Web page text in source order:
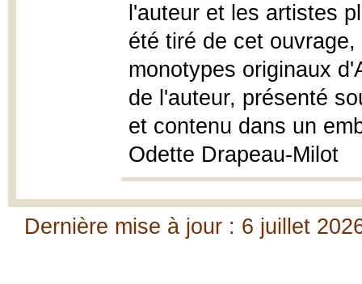
l'auteur et les artistes
été tiré de cet
monotypes originaux
de l'auteur, présenté
et contenu dans un
Odette Drapeau-Milot
Dernière mise à jour : 6 juillet